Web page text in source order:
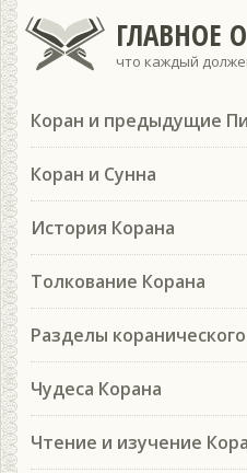
ГЛАВНОЕ
что каждый
Коран и предыдущие
Коран и Сунна
История Корана
Толкование Корана
Разделы
Чудеса Корана
Чтение и изучение